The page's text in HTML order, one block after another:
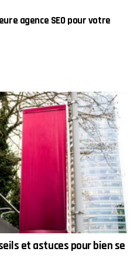
agence SEO pour votre
et astuces pour bien se